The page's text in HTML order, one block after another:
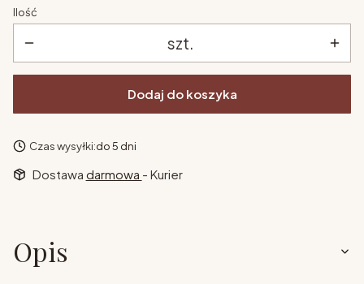
Ilość
szt.
Dodaj do koszyka
Czas wysyłki:do 5 dni
Dostawa darmowa - Kurier
Opis